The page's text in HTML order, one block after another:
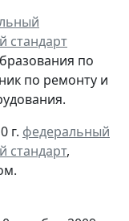
стандарт
по
по ремонту и
г. федеральный
стандарт,